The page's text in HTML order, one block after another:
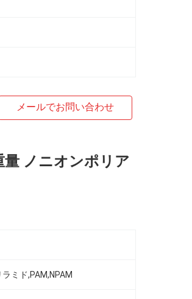
メールでお問い合わせ
ノニオンポリア
ミド,PAM,NPAM